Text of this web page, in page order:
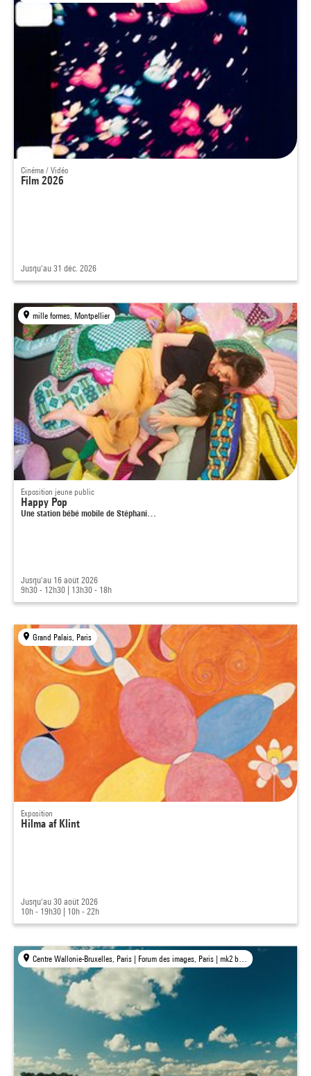
Cinéma / Vidéo
Film 2026
Jusqu'au 31 déc. 2026
mille formes, Montpellier
Exposition jeune public
Happy Pop
Une station bébé mobile de Stéphani…
Jusqu'au 16 août 2026
9h30 - 12h30
13h30 - 18h
Grand Palais, Paris
Exposition
Hilma af Klint
Jusqu'au 30 août 2026
10h - 19h30
10h - 22h
Centre Wallonie-Bruxelles, Paris | Forum des images, Paris | mk2 bibliothèque × Centre Pompidou, Paris